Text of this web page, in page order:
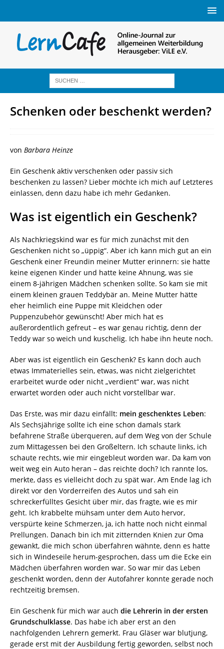
Schenken oder beschenkt werden?
von Barbara Heinze
Ein Geschenk aktiv verschenken oder passiv sich
beschenken zu lassen? Lieber möchte ich mich auf Letzteres
einlassen, denn dazu habe ich mehr Gedanken.
Was ist eigentlich ein Geschenk?
Als Nachkriegskind war es für mich zunächst mit den
Geschenken nicht so „üppig“. Aber ich kann mich gut an ein
Geschenk einer Freundin meiner Mutter erinnern: sie hatte
keine eigenen Kinder und hatte keine Ahnung, was sie
einem 8-jährigen Mädchen schenken sollte. So kam sie mit
einem kleinen grauen Teddybär an. Meine Mutter hätte
eher heimlich eine Puppe mit Kleidchen oder
Puppenzubehör gewünscht! Aber mich hat es
außerordentlich gefreut – es war genau richtig, denn der
Teddy war so weich und kuschelig. Ich habe ihn heute noch.
Aber was ist eigentlich ein Geschenk? Es kann doch auch
etwas Immaterielles sein, etwas, was nicht zielgerichtet
erarbeitet wurde oder nicht „verdient“ war, was nicht
erwartet worden oder auch nicht vorstellbar war.
Das Erste, was mir dazu einfällt: mein geschenktes Leben:
Als Sechsjährige sollte ich eine schon damals stark
befahrene Straße überqueren, auf dem Weg von der Schule
zum Mittagessen bei den Großeltern. Ich schaute links, ich
schaute rechts, wie mir eingebleut worden war. Da kam von
weit weg ein Auto heran – das reichte doch? Ich rannte los,
merkte, dass es vielleicht doch zu spät war. Am Ende lag ich
direkt vor den Vorderreifen des Autos und sah ein
schreckerfülltes Gesicht über mir, das fragte, wie es mir
geht. Ich krabbelte mühsam unter dem Auto hervor,
verspürte keine Schmerzen, ja, ich hatte noch nicht einmal
Prellungen. Danach bin ich mit zitternden Knien zur Oma
gewankt, die mich schon überfahren wähnte, denn es hatte
sich in Windeseile herum-gesprochen, dass um die Ecke ein
Mädchen überfahren worden war. So war mir das Leben
geschenkt worden, denn der Autofahrer konnte gerade noch
rechtzeitig bremsen.
Ein Geschenk für mich war auch die Lehrerin in der ersten
Grundschulklasse. Das habe ich aber erst an den
nachfolgenden Lehrern gemerkt. Frau Gläser war blutjung,
gerade erst mit der Ausbildung fertig geworden, selbst noch